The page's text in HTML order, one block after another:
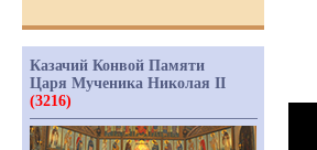
Казачий Конвой Памяти
Царя Мученика Николая II
(3216)